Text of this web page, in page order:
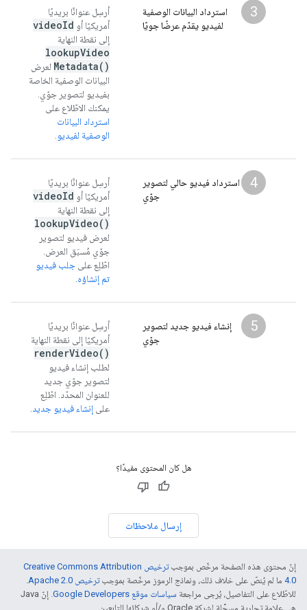
3
استرداد البيانات الوصفية
لفيديو يقدّم عرضًا جويًا
أرسِل عنوانًا بريديًا
أمريكيًا أو
videoId
إلى نقطة النهاية
lookupVideo
Metadata( )
لعرض
البيانات الوصفية الخاصة
بفيديو لتصوير جوّي.
يمكنك الاطّلاع على
استرداد البيانات
الوصفية لفيديو
4
استرداد فيديو حالي لتصوير
جوّي
أرسِل عنوانًا بريديًا
أمريكيًا أو
videoId
إلى نقطة النهاية
lookupVideo( )
لعرض فيديو لتصوير
جوّي مُسبَق العرض.
اطّلِع على جلب فيديو
تم إنشاؤه
5
إنشاء فيديو جديد لتصوير
جوّي
أرسِل عنوانًا بريديًا
أمريكيًا إلى نقطة النهاية
renderVideo( )
لطلب إنشاء فيديو
لتصوير جوّي جديد
للعنوان المحدّد. اطّلِع
على إنشاء فيديو جديد
هل كان المحتوى مفيدًا؟
إرسال ملاحظات
إنّ محتوى هذه الصفحة مرخّص بموجب
ترخيص Creative Commons Attribution
4.0‏ ما لم يُنصّ على خلاف ذلك، ونماذج الرموز مرخّصة بموجبترخيص Apache 2.0‏
للاطّلاع على التفاصيل، يُرجى مراجعة سياسات موقع Google Developers‏
. إنّ Java
هي علامة تجارية مسجَّلة لشركة Oracle و/أو شركائها التابعين.